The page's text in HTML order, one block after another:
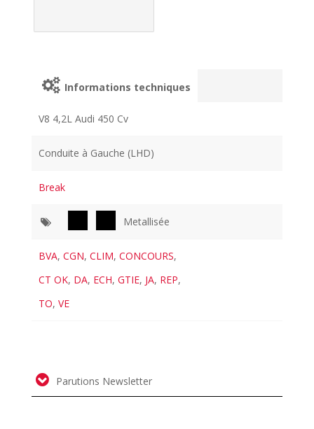
Informations techniques
V8 4,2L Audi 450 Cv
Conduite à Gauche (LHD)
Break
Metallisée
BVA,CGN,CLIM,CONCOURS,
CT OK, DA, ECH,GTIE, JA, REP,
TO,VE
Parutions Newsletter